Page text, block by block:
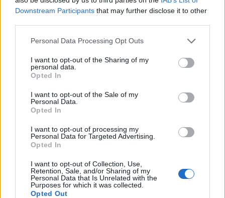
Downstream Participants that may further disclose it to other
Personal Data Processing Opt Outs
I want to opt-out of the Sharing of my
personal data.
Opted In
I want to opt-out of the Sale of my
Personal Data.
Opted In
I want to opt-out of processing my
Personal Data for Targeted Advertising.
Opted In
I want to opt-out of Collection, Use,
Retention, Sale, and/or Sharing of my
Personal Data that Is Unrelated with the
Purposes for which it was collected.
Opted Out
strony są otwarte na siebie, wyrozumiałe i
uda im się osiągnąć wspólne szczęście. Widać
Nocy i dni.Ich relacja skupiała się na
cieszeniu się wzajemną obecnością i na ciągłym
okazywaniu sobie czułości, nawet w
najmniejszych gestach. Tego wszystkiego
jedna strona czerpała z niej korzyści, co na
dłuższą metę nigdy nie stanowi dobrego
sposobu na wspólne życie. Kiedy więc relacja z
drugim człowiekiem staje się źródłem
szczęścia? Wtedy, kiedy obie strony bardzo